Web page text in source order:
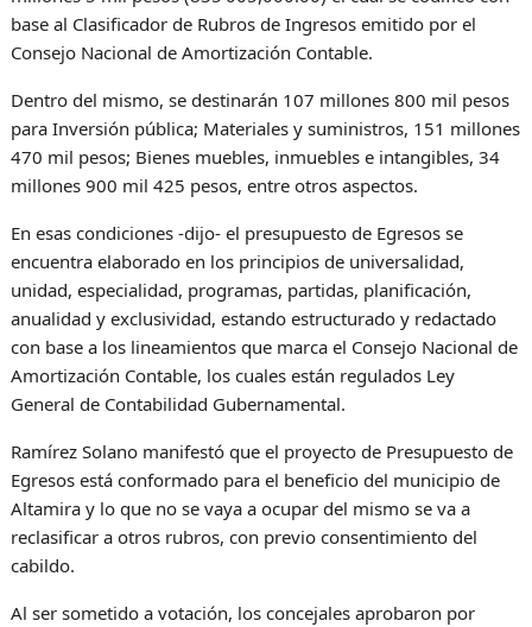
base al Clasificador de Rubros de Ingresos emitido por el
Consejo Nacional de Amortización Contable.
Dentro del mismo, se destinarán 107 millones 800 mil pesos
para Inversión pública; Materiales y suministros, 151 millones
470 mil pesos; Bienes muebles, inmuebles e intangibles, 34
millones 900 mil 425 pesos, entre otros aspectos.
En esas condiciones -dijo- el presupuesto de Egresos se
encuentra elaborado en los principios de universalidad,
unidad, especialidad, programas, partidas, planificación,
anualidad y exclusividad, estando estructurado y redactado
con base a los lineamientos que marca el Consejo Nacional de
Amortización Contable, los cuales están regulados Ley
General de Contabilidad Gubernamental.
Ramírez Solano manifestó que el proyecto de Presupuesto de
Egresos está conformado para el beneficio del municipio de
Altamira y lo que no se vaya a ocupar del mismo se va a
reclasificar a otros rubros, con previo consentimiento del
cabildo.
Al ser sometido a votación, los concejales aprobaron por